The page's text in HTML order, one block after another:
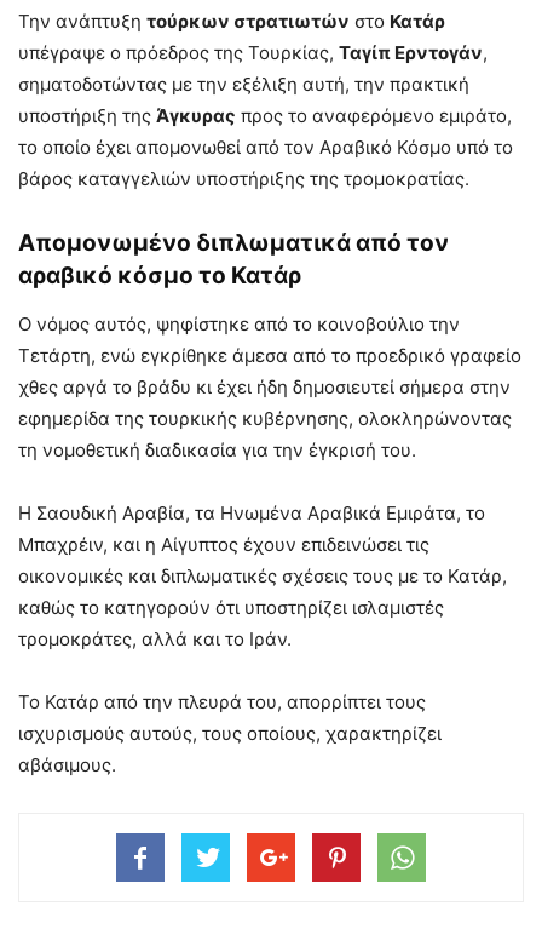
Την ανάπτυξη τούρκων στρατιωτών στο Κατάρ
υπέγραψε ο πρόεδρος της Τουρκίας, Ταγίπ Ερντογάν,
σηματοδοτώντας με την εξέλιξη αυτή, την πρακτική
υποστήριξη της Άγκυρας προς το αναφερόμενο εμιράτο,
το οποίο έχει απομονωθεί από τον Αραβικό Κόσμο υπό το
βάρος καταγγελιών υποστήριξης της τρομοκρατίας.
Απομονωμένο διπλωματικά από τον
αραβικό κόσμο το Κατάρ
Ο νόμος αυτός, ψηφίστηκε από το κοινοβούλιο την
Τετάρτη, ενώ εγκρίθηκε άμεσα από το προεδρικό γραφείο
χθες αργά το βράδυ κι έχει ήδη δημοσιευτεί σήμερα στην
εφημερίδα της τουρκικής κυβέρνησης, ολοκληρώνοντας
τη νομοθετική διαδικασία για την έγκρισή του.
Η Σαουδική Αραβία, τα Ηνωμένα Αραβικά Εμιράτα, το
Μπαχρέιν, και η Αίγυπτος έχουν επιδεινώσει τις
οικονομικές και διπλωματικές σχέσεις τους με το Κατάρ,
καθώς το κατηγορούν ότι υποστηρίζει ισλαμιστές
τρομοκράτες, αλλά και το Ιράν.
Το Κατάρ από την πλευρά του, απορρίπτει τους
ισχυρισμούς αυτούς, τους οποίους, χαρακτηρίζει
αβάσιμους.